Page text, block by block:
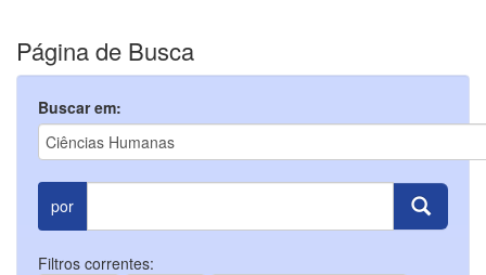
Página de Busca
Buscar em:
por
Filtros correntes: